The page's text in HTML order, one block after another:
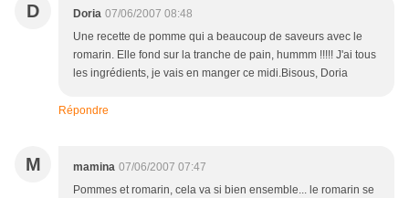
D Doria 07/06/2007 08:48
Une recette de pomme qui a beaucoup de saveurs avec le
romarin. Elle fond sur la tranche de pain, hummm !!!!! J'ai tous
les ingrédients, je vais en manger ce midi.Bisous, Doria
Répondre
M mamina 07/06/2007 07:47
Pommes et romarin, cela va si bien ensemble... le romarin se